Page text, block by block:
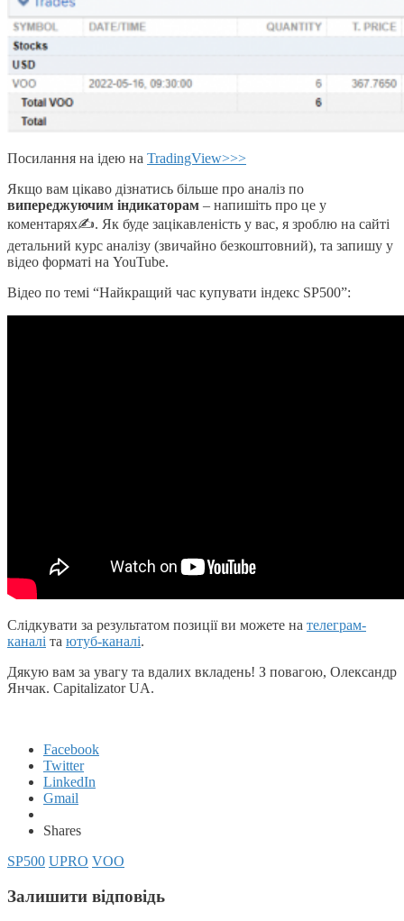
Посилання на ідею на TradingView>>>
Якщо вам цікаво дізнатись більше про аналіз по
випереджуючим індикаторам – напишіть про це у
коментарях✍. Як буде зацікавленість у вас, я зроблю на сайті
детальний курс аналізу (звичайно безкоштовний), та запишу у
відео форматі на YouTube.
Відео по темі “Найкращий час купувати індекс SP500”:
Cлідкувати за результатом позиції ви можете на телеграм-
каналі та ютуб-каналі.
Дякую вам за увагу та вдалих вкладень! З повагою, Олександр
Янчак. Capitalizator UA.
Facebook
Twitter
LinkedIn
Gmail
Shares
SP500 UPRO VOO
Залишити відповідь